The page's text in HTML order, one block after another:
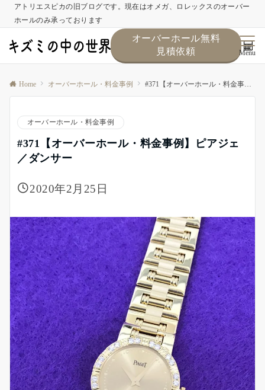
アトリエスピカの旧ブログです。現在はオメガ、ロレックスのオーバー
ホールのみ承っております
オーバーホール無料
見積依頼
Menu
Home オーバーホール・料金事例 #371【オーバーホール・料金事例】ピアジェ／ダンサー
オーバーホール・料金事例
#371【オーバーホール・料金事例】ピアジェ
／ダンサー
2020年2月25日